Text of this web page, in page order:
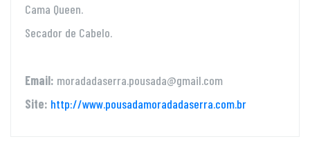
Cama Queen.
Secador de Cabelo.
Email: moradadaserra.pousada@gmail.com
Site: http://www.pousadamoradadaserra.com.br